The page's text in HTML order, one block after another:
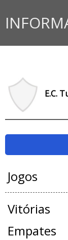
E.C.
Jogos
Vitórias
Empates